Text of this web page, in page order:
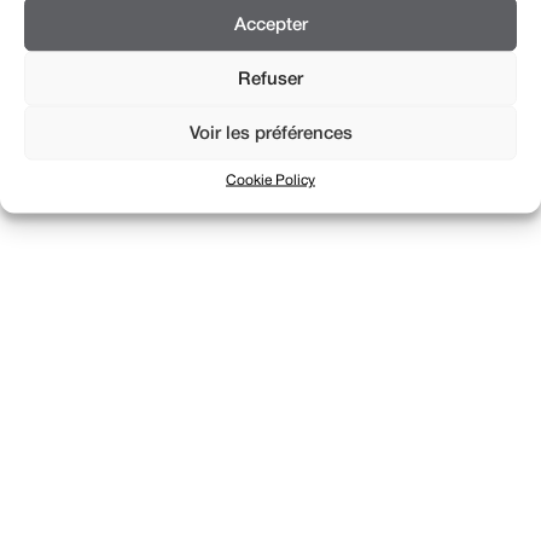
Accepter
Refuser
Voir les préférences
Cookie Policy